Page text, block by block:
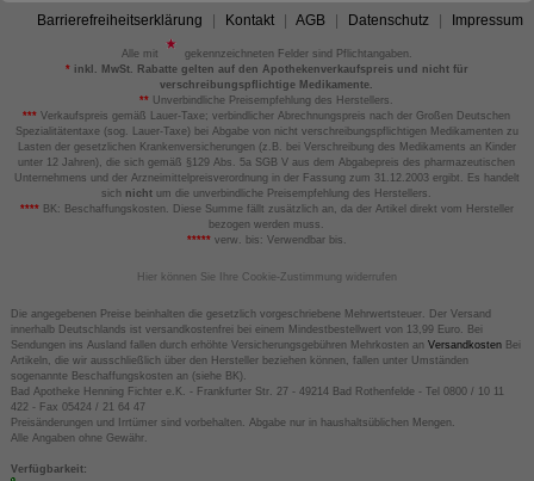
Barrierefreiheitserklärung Kontakt AGB Datenschutz Impressum
Alle mit
gekennzeichneten Felder sind Pflichtangaben.
*inkl. MwSt. Rabatte gelten auf den Apothekenverkaufspreis und nicht für
verschreibungspflichtige Medikamente.
** Unverbindliche Preisempfehlung des Herstellers.
*** Verkaufspreis gemäß Lauer-Taxe; verbindlicher Abrechnungspreis nach der Großen Deutschen
Spezialitätentaxe (sog. Lauer-Taxe) bei Abgabe von nicht verschreibungspflichtigen Medikamenten zu
Lasten der gesetzlichen Krankenversicherungen (z.B. bei Verschreibung des Medikaments an Kinder
unter 12 Jahren), die sich gemäß §129 Abs. 5a SGB V aus dem Abgabepreis des pharmazeutischen
Unternehmens und der Arzneimittelpreisverordnung in der Fassung zum 31.12.2003 ergibt. Es handelt
sich nicht um die unverbindliche Preisempfehlung des Herstellers.
****BK: Beschaffungskosten. Diese Summe fällt zusätzlich an, da der Artikel direkt vom Hersteller
bezogen werden muss.
*****verw. bis: Verwendbar bis.
Hier können Sie Ihre Cookie-Zustimmung widerrufen
Die angegebenen Preise beinhalten die gesetzlich vorgeschriebene Mehrwertsteuer. Der Versand
innerhalb Deutschlands ist versandkostenfrei bei einem Mindestbestellwert von 13,99 Euro. Bei
Sendungen ins Ausland fallen durch erhöhte Versicherungsgebühren Mehrkosten an VersandkostenBei
Artikeln, die wir ausschließlich über den Hersteller beziehen können, fallen unter Umständen
sogenannte Beschaffungskosten an (siehe BK).
Bad Apotheke Henning Fichter e.K. - Frankfurter Str. 27 - 49214 Bad Rothenfelde - Tel 0800 / 10 11
422 - Fax 05424 / 21 64 47
Preisänderungen und Irrtümer sind vorbehalten. Abgabe nur in haushaltsüblichen Mengen.
Alle Angaben ohne Gewähr.
Verfügbarkeit: